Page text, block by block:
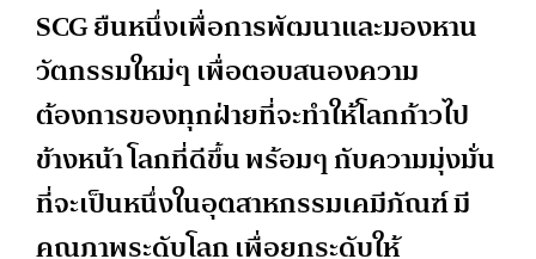
SCG ยืนหนึ่งเพื่อการพัฒนาและมองหาน
วัตกรรมใหม่ๆ เพื่อตอบสนองความ
ต้องการของทุกฝ่ายที่จะทำให้โลกก้าวไป
ข้างหน้า โลกที่ดีขึ้น พร้อมๆ กับความมุ่งมั่น
ที่จะเป็นหนึ่งในอุตสาหกรรมเคมีภัณฑ์ มี
คุณภาพระดับโลก เพื่อยกระดับให้